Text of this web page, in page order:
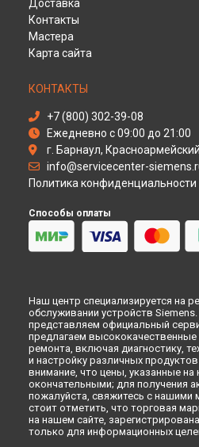
Ремонт духового шкафа HB
Ремонт духового шкафа HB
Ремонт духового шкафа HB
Ремонт духового шкафа HB
Ремонт духового шкафа HB
Челнах
Ремонт духового шкафа HB
Доставка
Контакты
Мастера
Карта сайта
КОНТАКТЫ
+7 (800) 302-39-08
Ежедневно с 09:00 до 21:00
г. Барнаул,
info@servicecenter-
Политика конфиденциальности
Способы оплаты
Наш центр специализируется на
обслуживании устройств
представляем официальный
предлагаем высококачественные
ремонта, включая диагностику,
и настройку различных
внимание, что цены, указанные
окончательными; для получения
пожалуйста, свяжитесь с нашими
стоит отметить, что торговая
на нашем сайте,
только для информационных